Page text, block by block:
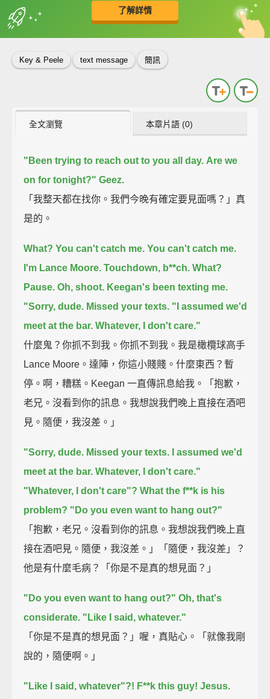
了解詳情
收錄佳句 中
英
Key & Peele text message 簡訊
全文瀏覽 本章片語 (0)
"Been trying to reach out to you all day. Are we
on for tonight?" Geez.
「我整天都在找你。我們今晚有確定要見面嗎？」真
是的。
What? You can't catch me. You can't catch me.
I'm Lance Moore. Touchdown, b**ch. What?
Pause. Oh, shoot. Keegan's been texting me.
"Sorry, dude. Missed your texts. "I assumed we'd
meet at the bar. Whatever, I don't care."
什麼鬼？你抓不到我。你抓不到我。我是橄欖球高手
Lance Moore。達陣，你這小賤賤。什麼東西？暫
停。啊，糟糕。Keegan 一直傳訊息給我。「抱歉，
老兄。沒看到你的訊息。我想說我們晚上直接在酒吧
見。隨便，我沒差。」
"Sorry, dude. Missed your texts. I assumed we'd
meet at the bar. Whatever, I don't care."
"Whatever, I don't care"? What the f**k is his
problem? "Do you even want to hang out?"
「抱歉，老兄。沒看到你的訊息。我想說我們晚上直
接在酒吧見。隨便，我沒差。」「隨便，我沒差」？
他是有什麼毛病？「你是不是真的想見面？」
"Do you even want to hang out?" Oh, that's
considerate. "Like I said, whatever."
「你是不是真的想見面？」喔，真貼心。「就像我剛
說的，隨便啊。」
"Like I said, whatever"?! F**k this guy! Jesus.